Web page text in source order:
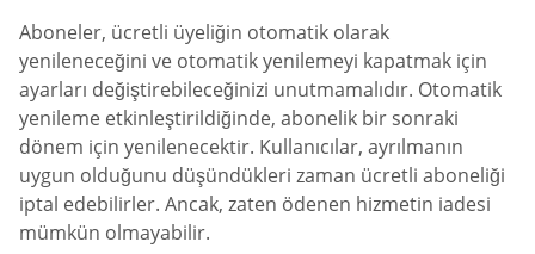
Aboneler, ücretli üyeliğin otomatik olarak
yenileneceğini ve otomatik yenilemeyi kapatmak için
ayarları değiştirebileceğinizi unutmamalıdır. Otomatik
yenileme etkinleştirildiğinde, abonelik bir sonraki
dönem için yenilenecektir. Kullanıcılar, ayrılmanın
uygun olduğunu düşündükleri zaman ücretli aboneliği
iptal edebilirler. Ancak, zaten ödenen hizmetin iadesi
mümkün olmayabilir.